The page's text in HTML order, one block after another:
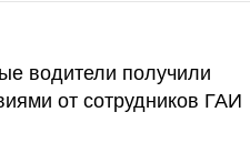
водители получили
от сотрудников ГАИ